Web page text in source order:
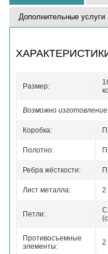
Дополнительные услуги
Размер:
Возможно изготовление
Коробка:
Полотно:
Ребра жёсткости:
Лист металла: 2
Петли:
Противосъемные
элементы:
2